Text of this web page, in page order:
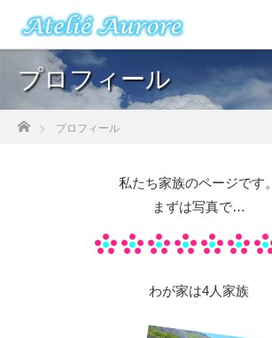
プロフィール
プロフィール
私たち家族のページです。
まずは写真で…
わが家は4人家族